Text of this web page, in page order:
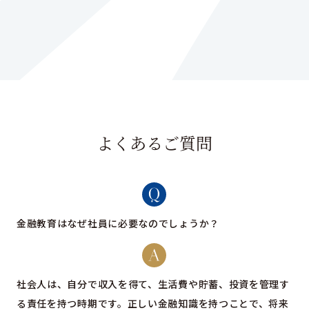
よくあるご質問
金融教育はなぜ社員に必要なのでしょうか？
社会人は、自分で収入を得て、生活費や貯蓄、投資を管理す
る責任を持つ時期です。正しい金融知識を持つことで、将来